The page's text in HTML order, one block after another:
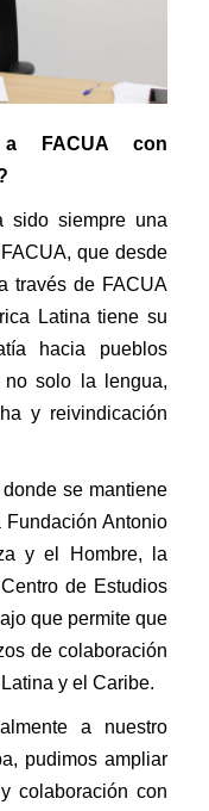
FACUA con
sido siempre una
que desde
través de FACUA
Latina tiene su
hacia pueblos
solo la lengua,
y reivindicación
se mantiene
Fundación Antonio
y el Hombre, la
de Estudios
que permite que
de colaboración
y el Caribe.
a nuestro
pudimos ampliar
colaboración con